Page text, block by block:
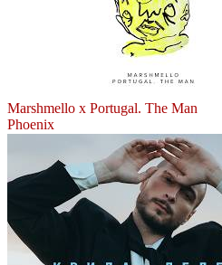
Marshmello x Portugal. The Man
Phoenix